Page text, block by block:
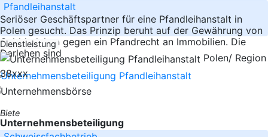
Pfandleihanstalt
Seriöser Geschäftspartner für eine Pfandleihanstalt in
Polen gesucht. Das Prinzip beruht auf der Gewährung von
Gelddarlehen gegen ein Pfandrecht an Immobilien. Die
Darlehen sind
Dienstleistung
Polen/ Region
38xxx
Biete
Unternehmensbeteiligung